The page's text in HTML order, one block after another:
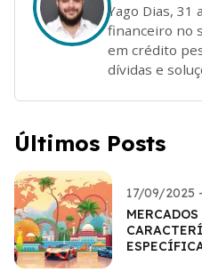
Yago Dias, 31
financeiro no
em crédito
dívidas e
Últimos Posts
17/09/2025